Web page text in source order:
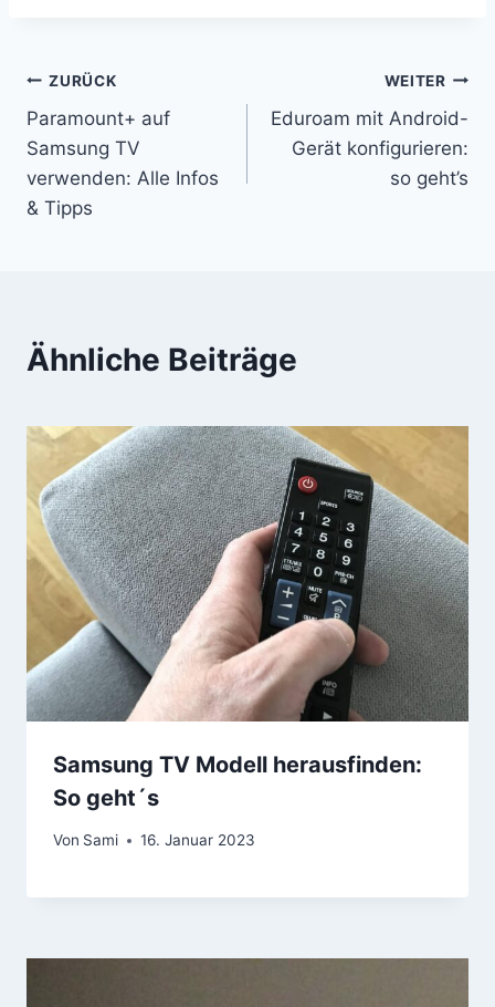
Beitragsnavigation
ZURÜCK
Paramount+ auf
Samsung TV
verwenden: Alle Infos
& Tipps
WEITER
Eduroam mit Android-
Gerät konfigurieren:
so geht’s
Ähnliche Beiträge
Samsung TV Modell herausfinden:
So geht´s
Von Sami 16. Januar 2023